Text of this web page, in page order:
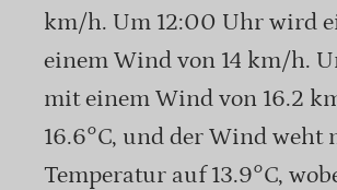
km/h. Um 12:00 Uhr wird
einem Wind von 14 km/h.
mit einem Wind von 16.2
16.6°C, und der Wind
Temperatur auf 13.9°C,